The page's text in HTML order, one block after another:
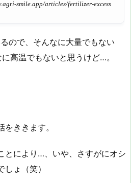
smile.app/articles/fertilizer-excess
ので、そんなに大量でもない
高温でもないと思うけど…。
ききます。
とにより…、いや、さすがにオシ
ょ（笑）